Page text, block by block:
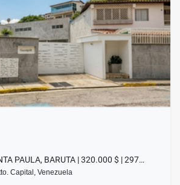
PAULA, BARUTA | 320.000 $ | 297…
Capital, Venezuela